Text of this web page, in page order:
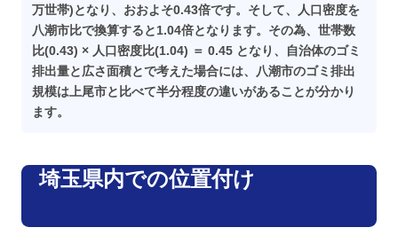
万世帯)となり、おおよそ0.43倍です。そして、人口密度を
八潮市比で換算すると1.04倍となります。その為、世帯数
比(0.43) × 人口密度比(1.04) ＝ 0.45 となり、自治体のゴミ
排出量と広さ面積とで考えた場合には、八潮市のゴミ排出
規模は上尾市と比べて半分程度の違いがあることが分かり
ます。
埼玉県内での位置付け